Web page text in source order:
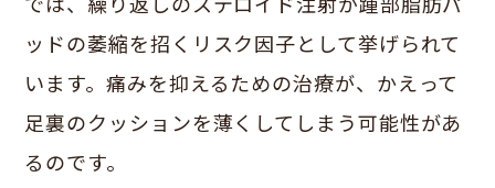
ッドの萎縮を招くリスク因子として挙げられて
います。痛みを抑えるための治療が、かえって
足裏のクッションを薄くしてしまう可能性があ
るのです。